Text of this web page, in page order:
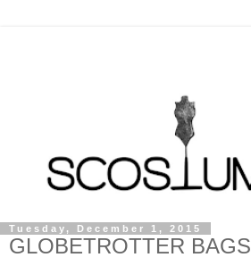
Tuesday, December 1, 2015
GLOBETROTTER BAGS